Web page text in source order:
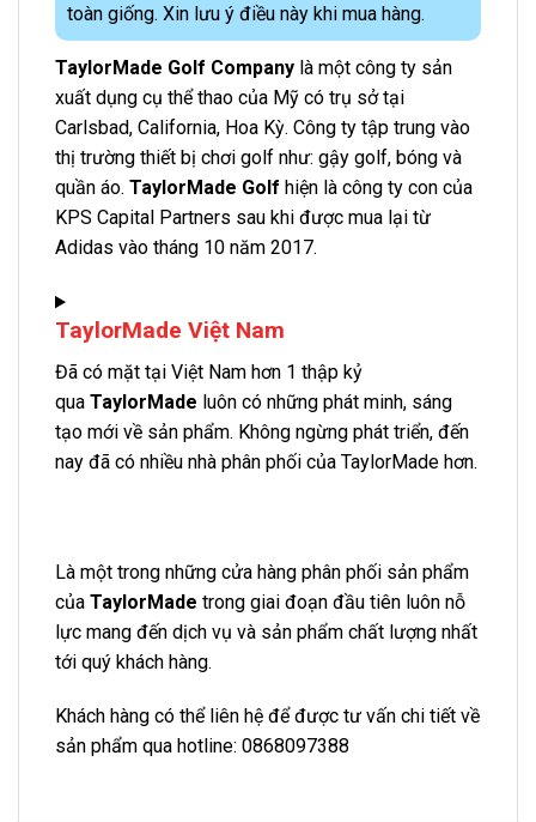
toàn giống. Xin lưu ý điều này khi mua hàng.
TaylorMade Golf Company là một công ty sản
xuất dụng cụ thể thao của Mỹ có trụ sở tại
Carlsbad, California, Hoa Kỳ. Công ty tập trung vào
thị trường thiết bị chơi golf như: gậy golf, bóng và
quần áo. TaylorMade Golf hiện là công ty con của
KPS Capital Partners sau khi được mua lại từ
Adidas vào tháng 10 năm 2017.
TaylorMade Việt Nam
Đã có mặt tại Việt Nam hơn 1 thập kỷ
qua TaylorMade luôn có những phát minh, sáng
tạo mới về sản phẩm. Không ngừng phát triển, đến
nay đã có nhiều nhà phân phối của TaylorMade hơn.
Là một trong những cửa hàng phân phối sản phẩm
của TaylorMade trong giai đoạn đầu tiên luôn nỗ
lực mang đến dịch vụ và sản phẩm chất lượng nhất
tới quý khách hàng.
Khách hàng có thể liên hệ để được tư vấn chi tiết về
sản phẩm qua hotline: 0868097388